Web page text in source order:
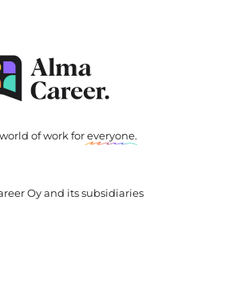
of work foreveryone.
Oy and its subsidiaries